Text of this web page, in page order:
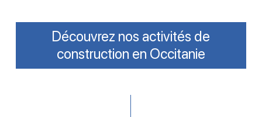
Découvrez nos activités de
construction en Occitanie